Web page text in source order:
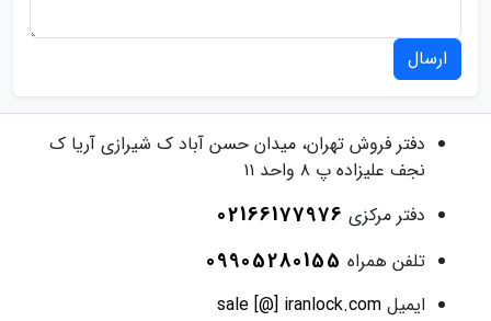
ارسال
دفتر فروش تهران، میدان حسن آباد ک شیرازی آریا ک
نجف علیزاده پ ۸ واحد ۱۱
دفتر مرکزی 02166177976
تلفن همراه 09905280155
ایمیل sale [@] iranlock.com